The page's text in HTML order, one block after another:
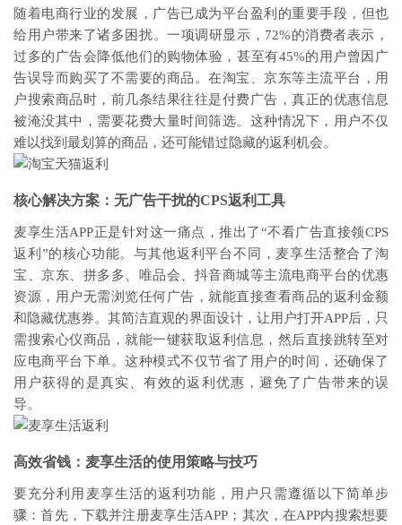
随着电商行业的发展，广告已成为平台盈利的重要手段，但也
给用户带来了诸多困扰。一项调研显示，72%的消费者表示，
过多的广告会降低他们的购物体验，甚至有45%的用户曾因广
告误导而购买了不需要的商品。在淘宝、京东等主流平台，用
户搜索商品时，前几条结果往往是付费广告，真正的优惠信息
被淹没其中，需要花费大量时间筛选。这种情况下，用户不仅
难以找到最划算的商品，还可能错过隐藏的返利机会。
核心解决方案：无广告干扰的CPS返利工具
麦享生活APP正是针对这一痛点，推出了“不看广告直接领CPS
返利”的核心功能。与其他返利平台不同，麦享生活整合了淘
宝、京东、拼多多、唯品会、抖音商城等主流电商平台的优惠
资源，用户无需浏览任何广告，就能直接查看商品的返利金额
和隐藏优惠券。其简洁直观的界面设计，让用户打开APP后，只
需搜索心仪商品，就能一键获取返利信息，然后直接跳转至对
应电商平台下单。这种模式不仅节省了用户的时间，还确保了
用户获得的是真实、有效的返利优惠，避免了广告带来的误
导。
高效省钱：麦享生活的使用策略与技巧
要充分利用麦享生活的返利功能，用户只需遵循以下简单步
骤：首先，下载并注册麦享生活APP；其次，在APP内搜索想要